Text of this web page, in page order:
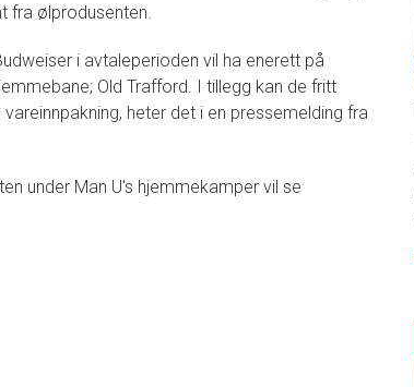
fra ølprodusenten.
i avtaleperioden vil ha enerett på
Old Trafford. I tillegg kan de fritt
heter det i en pressemelding fra
under Man U's hjemmekamper vil se